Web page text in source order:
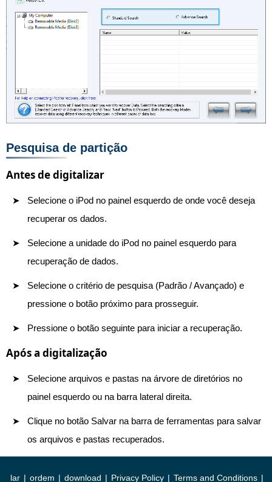
Pesquisa de partição
Antes de digitalizar
Selecione o iPod no painel esquerdo de onde você deseja
recuperar os dados.
Selecione a unidade do iPod no painel esquerdo para
recuperação de dados.
Selecione o critério de pesquisa (Padrão / Avançado) e
pressione o botão próximo para prosseguir.
Pressione o botão seguinte para iniciar a recuperação.
Após a digitalização
Selecione arquivos e pastas na árvore de diretórios no
painel esquerdo ou na barra lateral direita.
Clique no botão Salvar na barra de ferramentas para salvar
os arquivos e pastas recuperados.
lar | ordem | download | Privacy Policy | Terms and Conditions |